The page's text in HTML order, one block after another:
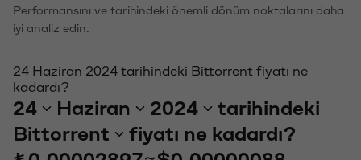
Performansını ve tarihindeki önemli dönüm noktalarını daha
iyi analiz edin.
24 Haziran 2024 tarihindeki Bittorrent fiyatı ne
kadardı?
24 Haziran 2024
tarihindeki
Bittorrent
fiyatı ne kadardı?